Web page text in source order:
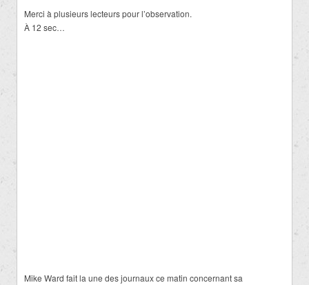
Merci à plusieurs lecteurs pour l’observation.
À 12 sec…
Mike Ward fait la une des journaux ce matin concernant sa